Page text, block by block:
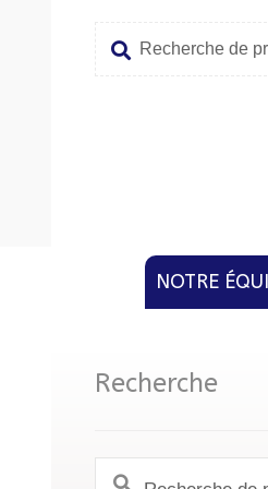
pour :
NOTRE
Recherche
Recherche